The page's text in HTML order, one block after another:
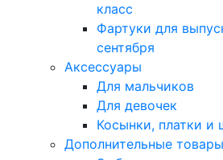
класс
Фартуки для
сентября
Аксессуары
Для мальчиков
Для девочек
Косынки, платки и
Дополнительные товары